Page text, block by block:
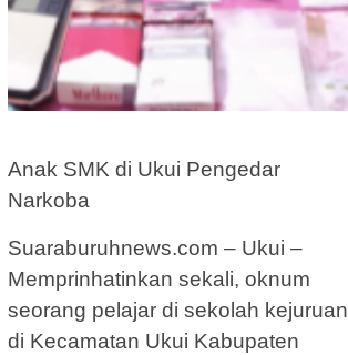
Anak SMK di Ukui Pengedar
Narkoba
Suaraburuhnews.com – Ukui –
Memprinhatinkan sekali, oknum
seorang pelajar di sekolah kejuruan
di Kecamatan Ukui Kabupaten